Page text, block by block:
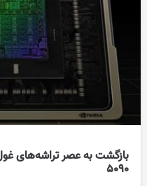
5090